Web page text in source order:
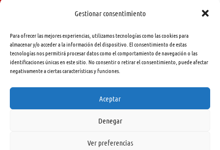
Gestionar consentimiento
Para ofrecer las mejores experiencias, utilizamos tecnologías como las cookies para
almacenar y/o acceder a la información del dispositivo. El consentimiento de estas
tecnologías nos permitirá procesar datos como el comportamiento de navegación o las
identificaciones únicas en este sitio. No consentir o retirar el consentimiento, puede afectar
negativamente a ciertas características y funciones.
Aceptar
Denegar
Ver preferencias
462
415
info@libreriapraga.com
Gracia,